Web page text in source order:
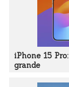
iPhone 15
grande